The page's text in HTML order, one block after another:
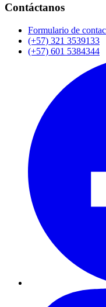
Contáctanos
Formulario de
(+57) 321 3539133
(+57) 601 5384344